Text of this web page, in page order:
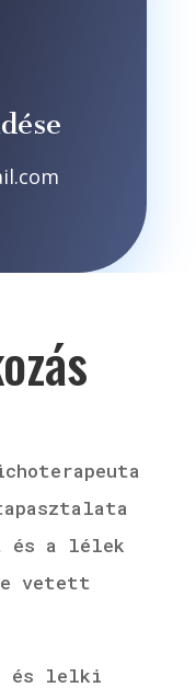
és a lélek
vetett
és lelki